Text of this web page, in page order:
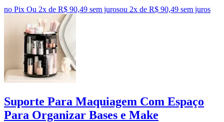
no Pix Ou 2x de R$ 90,49 sem jurosou 2x de R$ 90,49 sem juros
Suporte Para Maquiagem Com Espaço
Para Organizar Bases e Make